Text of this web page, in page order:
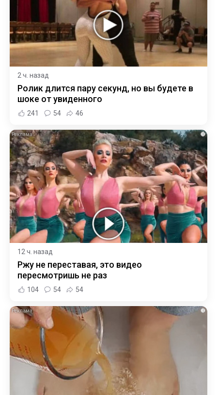
2 ч. назад
Ролик длится пару секунд, но вы будете в
шоке от увиденного
241 54 46
i
12 ч. назад
Ржу не переставая, это видео
пересмотришь не раз
104 54 54
i